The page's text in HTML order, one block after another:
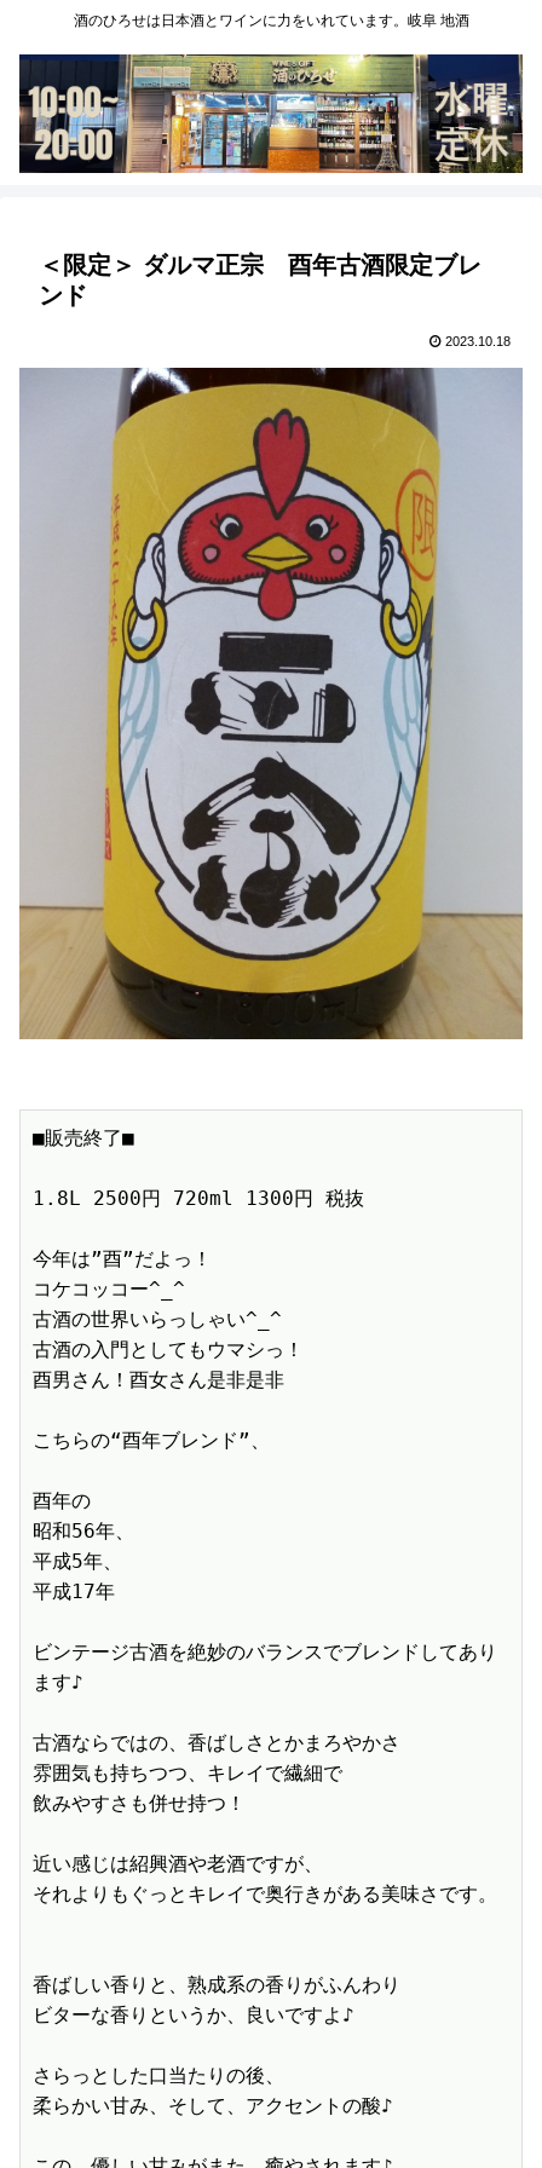
酒のひろせは日本酒とワインに力をいれています。岐阜 地酒
＜限定＞ ダルマ正宗 酉年古酒限定ブレ
ンド
2023.10.18
■販売終了■
1.8L 2500円 720ml 1300円 税抜
今年は”酉”だよっ！
コケコッコー^_^
古酒の世界いらっしゃい^_^
古酒の入門としてもウマシっ！
酉男さん！酉女さん是非是非
こちらの“酉年ブレンド”、
酉年の
昭和56年、
平成5年、
平成17年
ビンテージ古酒を絶妙のバランスでブレンドしてあり
ます♪
古酒ならではの、香ばしさとかまろやかさ
雰囲気も持ちつつ、キレイで繊細で
飲みやすさも併せ持つ！
近い感じは紹興酒や老酒ですが、
それよりもぐっとキレイで奥行きがある美味さです。
香ばしい香りと、熟成系の香りがふんわり
ビターな香りというか、良いですよ♪
さらっとした口当たりの後、
柔らかい甘み、そして、アクセントの酸♪